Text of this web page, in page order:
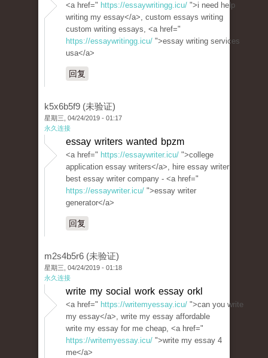
<a href=" https://essaywritingg.icu/ ">i need help
writing my essay</a>, custom essays writing
custom writing essays, <a href="
https://essaywritingg.icu/ ">essay writing services
usa</a>
回复
k5x6b5f9 (未验证)
星期三, 04/24/2019 - 01:17
永久连接
essay writers wanted bpzm
<a href=" https://essaywriter.icu/ ">college
application essay writers</a>, hire essay writer
best essay writer company - <a href="
https://essaywriter.icu/ ">essay writer
generator</a>
回复
m2s4b5r6 (未验证)
星期三, 04/24/2019 - 01:18
永久连接
write my social work essay orkl
<a href=" https://writemyessay.icu/ ">can you write
my essay</a>, write my essay affordable
write my essay for me cheap, <a href="
https://writemyessay.icu/ ">write my essay 4
me</a>